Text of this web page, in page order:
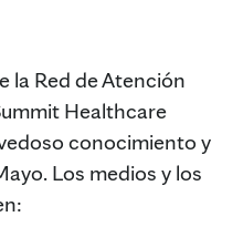
la Red de Atención
Healthcare
conocimiento y
Los medios y los